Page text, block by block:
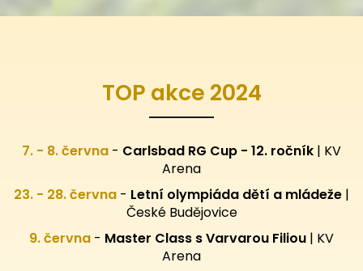
TOP akce 2024
7. - 8. června - Carlsbad RG Cup - 12. ročník | KV
Arena
23. - 28. června - Letní olympiáda dětí a mládeže |
České Budějovice
9. června - Master Class s Varvarou Filiou | KV
Arena